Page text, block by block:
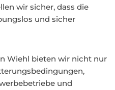
wir sicher, dass die
und sicher
Wiehl bieten wir nicht nur
und